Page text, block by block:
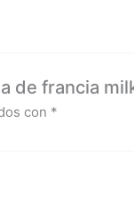
de francia
con *